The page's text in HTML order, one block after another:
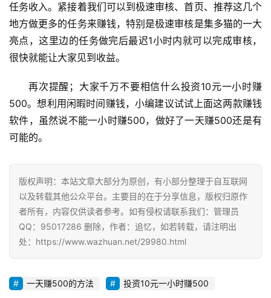
任务收入。紧接着我们可以到极速审核、首页、推荐这几个
地方做更多的任务来赚钱，特别是极速审核是集多猫的一大
亮点，这里边的任务做完后最迟1小时内就可以完成审核，
很快就能让大家见到收益。
再次提醒；大家千万不要相信什么投资10元一小时赚
500。想利用闲暇时间赚钱，小编建议试试上面这两款赚钱
软件，虽然说不能一小时赚500，做好了一天赚500还是有
可能的。
版权声明：本站文章大部分为原创，有小部分整理于自互联网
以及转载其他公众平台。主要目的在于分享信息，版权归原作
者所有，内容仅供读者参考。如有侵权请联系我们：管理员
QQ：95017286 删除，作者：追忆，如若转载，请注明出
处：https://www.wazhuan.net/29980.html
一天赚500的方法 投资10元一小时赚500